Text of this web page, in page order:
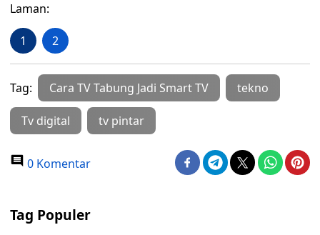
Laman:
1 2
Tag: Cara TV Tabung Jadi Smart TV tekno
Tv digital tv pintar
0 Komentar
Tag Populer